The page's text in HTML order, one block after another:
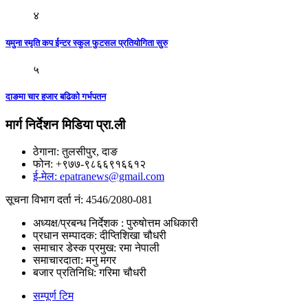
४
यमुना स्मृति कप ईन्टर स्कुल फुटसल प्रतियोगिता सुरु
५
दाङमा चार हजार बढिको गर्भपतन
मार्ग निर्देशन मिडिया प्रा.ली
ठेगाना: तुलसीपुर, दाङ
फोन: +९७७-९८६६९१६६१२
ई-मेल: epatranews@gmail.com
सूचना विभाग दर्ता नं: 4546/2080-081
अध्यक्ष/प्रबन्ध निर्देशक : पुरुषोत्तम अधिकारी
प्रधान सम्पादक: दीप्तिशिखा चौधरी
समाचार डेस्क प्रमुख: रमा नेपाली
समाचारदाता: मनु मगर
बजार प्रतिनिधि: गरिमा चौधरी
सम्पूर्ण टिम